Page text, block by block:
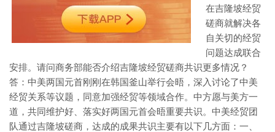
在吉隆坡经贸
磋商就解决各
自关切的经贸
问题达成联合
安排。请问商务部能否介绍吉隆坡经贸磋商共识更多情况？
答：中美两国元首刚刚在韩国釜山举行会晤，深入讨论了中美
经贸关系等议题，同意加强经贸等领域合作。中方愿与美方一
道，共同维护好、落实好两国元首会晤重要共识。中美经贸团
队通过吉隆坡磋商，达成的成果共识主要有以下几方面：一、